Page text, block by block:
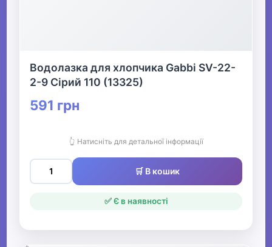
Водолазка для хлопчика Gabbi SV-22-
2-9 Сірий 110 (13325)
591 грн
👆 Натисніть для детальної інформації
🛒 В кошик
✅ Є в наявності